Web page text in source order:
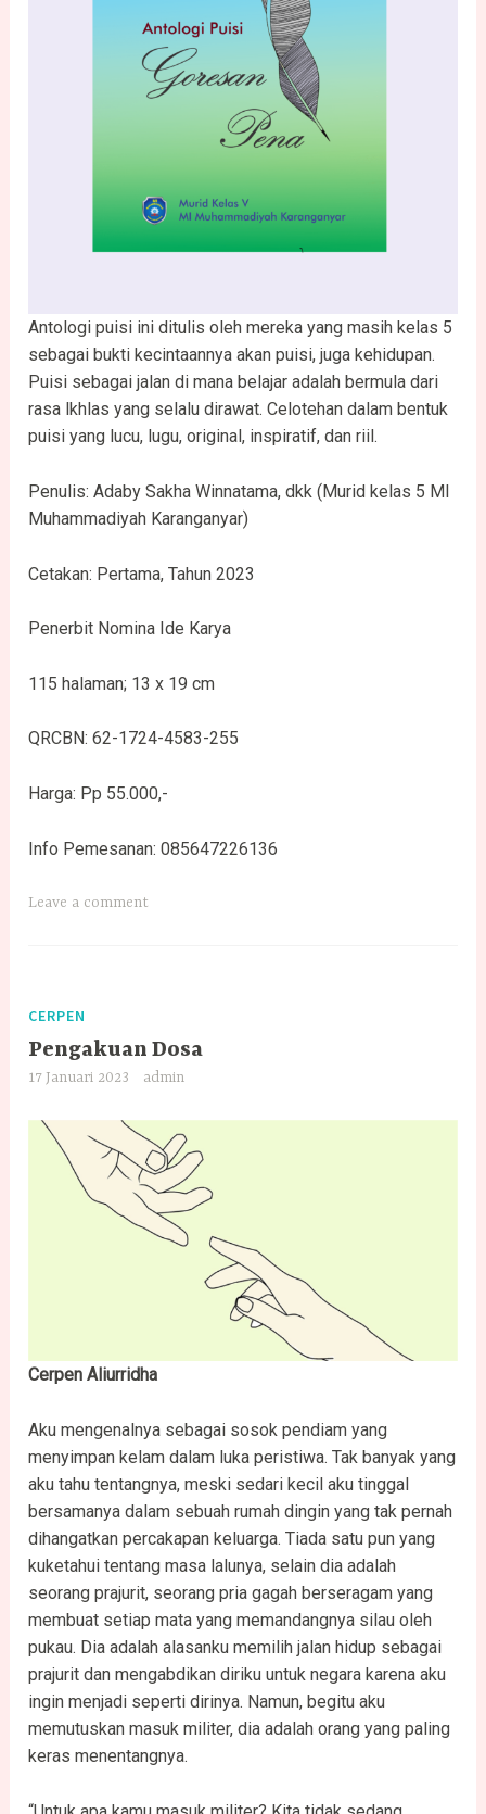
Antologi puisi ini ditulis oleh mereka yang masih kelas 5
sebagai bukti kecintaannya akan puisi, juga kehidupan.
Puisi sebagai jalan di mana belajar adalah bermula dari
rasa lkhlas yang selalu dirawat. Celotehan dalam bentuk
puisi yang lucu, lugu, original, inspiratif, dan riil.
Penulis: Adaby Sakha Winnatama, dkk (Murid kelas 5 MI
Muhammadiyah Karanganyar)
Cetakan: Pertama, Tahun 2023
Penerbit Nomina Ide Karya
115 halaman; 13 x 19 cm
QRCBN: 62-1724-4583-255
Harga: Pp 55.000,-
Info Pemesanan: 085647226136
Leave a comment
CERPEN
Pengakuan Dosa
17 Januari 2023 admin
Cerpen Aliurridha
Aku mengenalnya sebagai sosok pendiam yang
menyimpan kelam dalam luka peristiwa. Tak banyak yang
aku tahu tentangnya, meski sedari kecil aku tinggal
bersamanya dalam sebuah rumah dingin yang tak pernah
dihangatkan percakapan keluarga. Tiada satu pun yang
kuketahui tentang masa lalunya, selain dia adalah
seorang prajurit, seorang pria gagah berseragam yang
membuat setiap mata yang memandangnya silau oleh
pukau. Dia adalah alasanku memilih jalan hidup sebagai
prajurit dan mengabdikan diriku untuk negara karena aku
ingin menjadi seperti dirinya. Namun, begitu aku
memutuskan masuk militer, dia adalah orang yang paling
keras menentangnya.